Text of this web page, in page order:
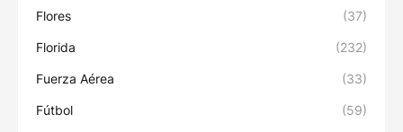
Flores (37)
Florida (232)
Fuerza Aérea (33)
Fútbol (59)